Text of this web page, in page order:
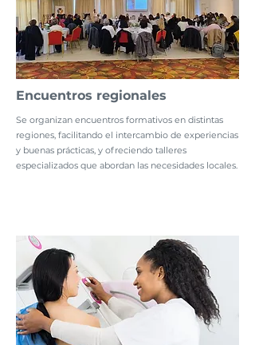
Encuentros regionales
Se organizan encuentros formativos en distintas
regiones, facilitando el intercambio de experiencias
y buenas prácticas, y ofreciendo talleres
especializados que abordan las necesidades locales.